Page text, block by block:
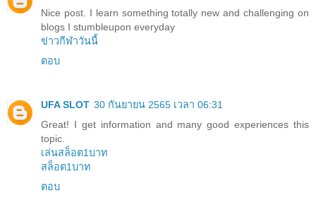
Nice post. I learn something totally new and challenging on
blogs I stumbleupon everyday
ข่าวกีฬาวันนี้
ตอบ
UFA SLOT 30 กันยายน 2565 เวลา 06:31
Great! I get information and many good experiences this
topic.
เล่นสล็อต1บาท
สล็อต1บาท
ตอบ